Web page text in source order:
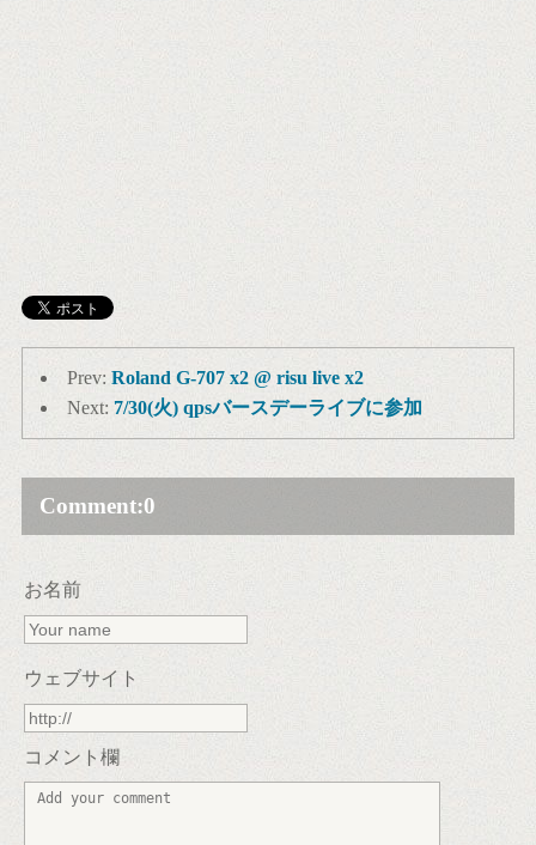
Prev: Roland G-707 x2 @ risu live x2
Next: 7/30(火) qpsバースデーライブに参加
Comment:0
お名前
ウェブサイト
コメント欄